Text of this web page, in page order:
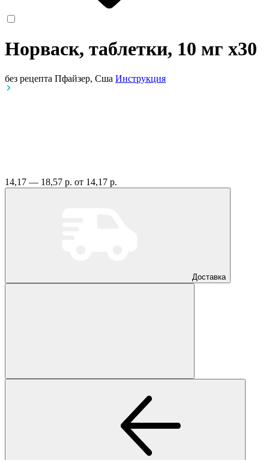
Норваск, таблетки, 10 мг x30
без рецепта Пфайзер, Сша Инструкция
14,17 — 18,57 р. от 14,17 р.
Доставка